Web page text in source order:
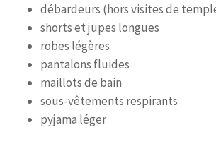
débardeurs (hors visites de
shorts et jupes longues
robes légères
pantalons fluides
maillots de bain
sous-vêtements respirants
pyjama léger